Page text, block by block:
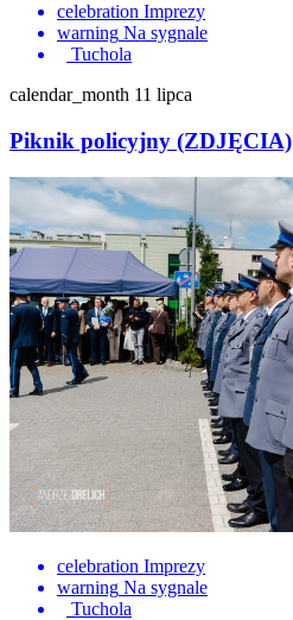
celebration Imprezy
warning Na sygnale
Tuchola
calendar_month 11 lipca
Piknik policyjny (ZDJĘCIA)
celebration Imprezy
warning Na sygnale
Tuchola